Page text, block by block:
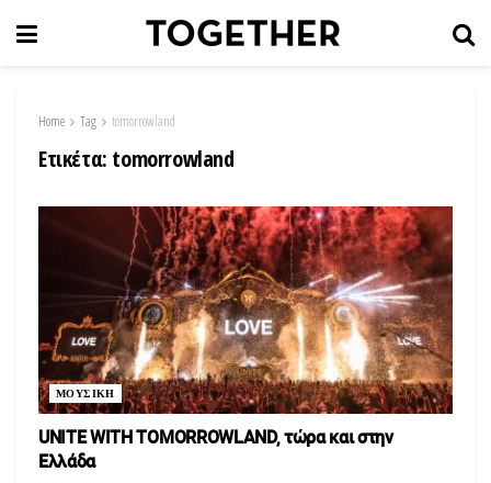
Home Tag tomorrowland
Ετικέτα: tomorrowland
ΜΟΥΣΙΚΗ
UNITE WITH TOMORROWLAND, τώρα και στην
Ελλάδα